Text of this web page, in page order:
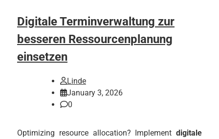
Digitale Terminverwaltung zur
besseren Ressourcenplanung
einsetzen
Linde
January 3, 2026
0
Optimizing resource allocation? Implement digitale